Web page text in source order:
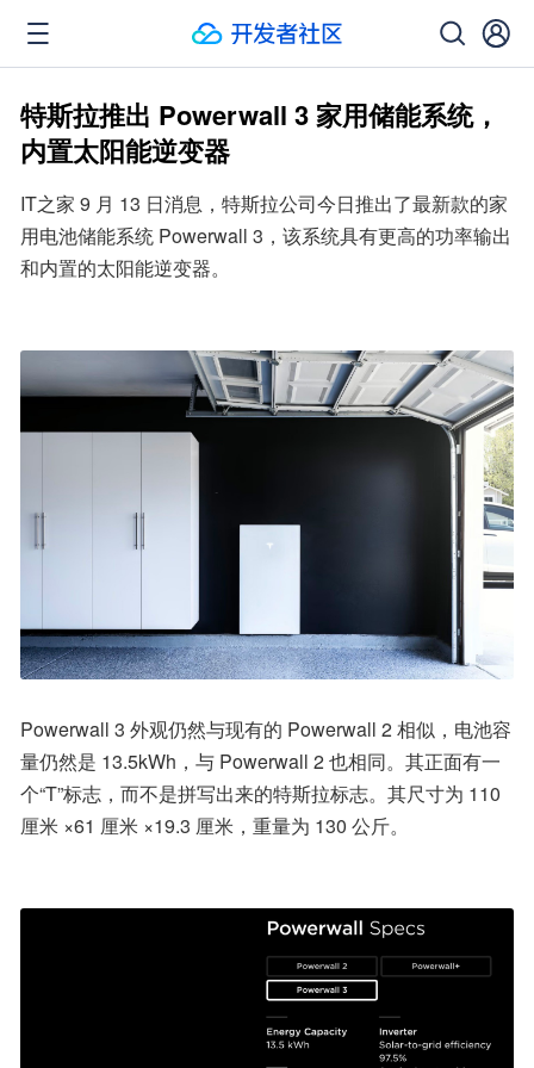
特斯拉推出 Powerwall 3 家用储能系统，
内置太阳能逆变器
IT之家 9 月 13 日消息，特斯拉公司今日推出了最新款的家
用电池储能系统 Powerwall 3，该系统具有更高的功率输出
和内置的太阳能逆变器。
Powerwall 3 外观仍然与现有的 Powerwall 2 相似，电池容
量仍然是 13.5kWh，与 Powerwall 2 也相同。其正面有一
个“T”标志，而不是拼写出来的特斯拉标志。其尺寸为 110
厘米 ×61 厘米 ×19.3 厘米，重量为 130 公斤。